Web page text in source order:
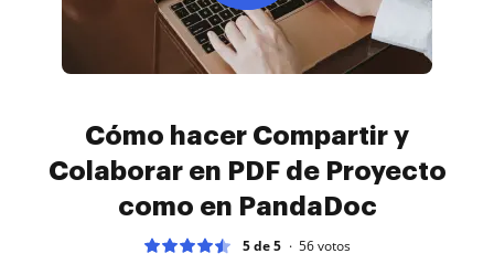
Cómo hacer Compartir y
Colaborar en PDF de Proyecto
como en PandaDoc
5 de 5 56votos